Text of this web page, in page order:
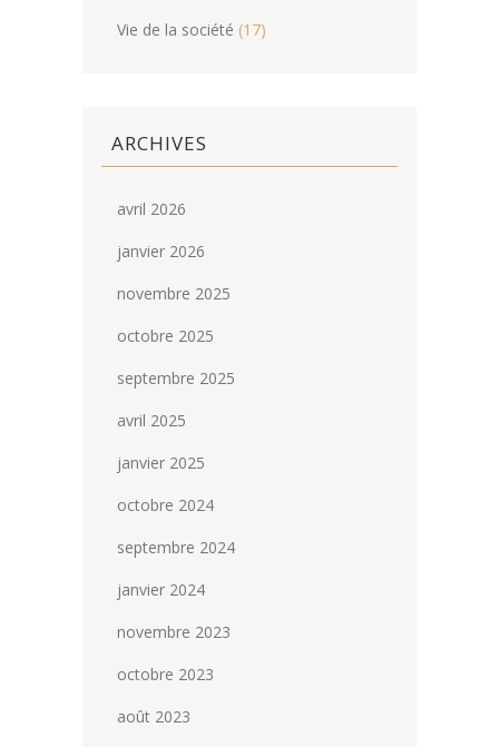
Vie de la société (17)
ARCHIVES
avril 2026
janvier 2026
novembre 2025
octobre 2025
septembre 2025
avril 2025
janvier 2025
octobre 2024
septembre 2024
janvier 2024
novembre 2023
octobre 2023
août 2023